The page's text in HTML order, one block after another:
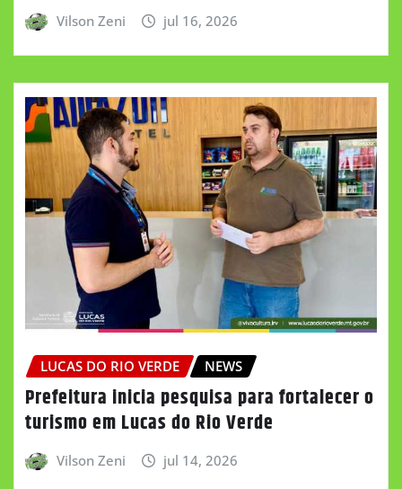
Vilson Zeni jul 16, 2026
LUCAS DO RIO VERDE NEWS
Prefeitura inicia pesquisa para fortalecer o
turismo em Lucas do Rio Verde
Vilson Zeni jul 14, 2026